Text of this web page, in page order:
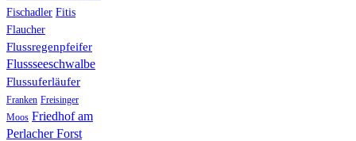
Fischadler Fitis
Flaucher
Flussregenpfeifer
Flussseeschwalbe
Flussuferläufer
Franken Freisinger
Moos Friedhof am
Perlacher Forst